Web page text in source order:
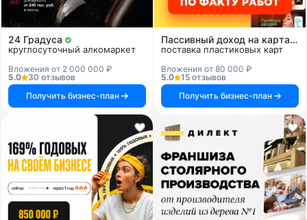
24 Градуса
круглосуточный алкомаркет
Вложения от 2 000 000 ₽
5.0
30 отзывов
Получить бизнес-план
Пассивный доход на картах и системах
поставка пластиковых карт
Вложения от 80 000 ₽
5.0
15 отзывов
Получить бизнес-план